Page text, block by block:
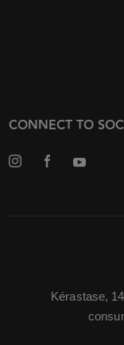
CONNECT TO
Kérastase,